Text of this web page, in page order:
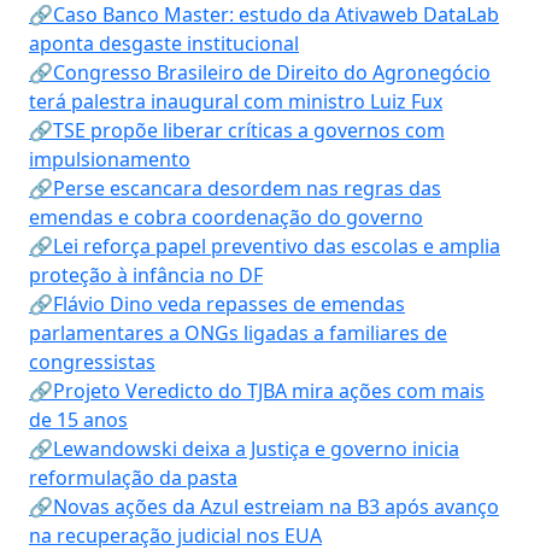
🔗Caso Banco Master: estudo da Ativaweb DataLab
aponta desgaste institucional
🔗Congresso Brasileiro de Direito do Agronegócio
terá palestra inaugural com ministro Luiz Fux
🔗TSE propõe liberar críticas a governos com
impulsionamento
🔗Perse escancara desordem nas regras das
emendas e cobra coordenação do governo
🔗Lei reforça papel preventivo das escolas e amplia
proteção à infância no DF
🔗Flávio Dino veda repasses de emendas
parlamentares a ONGs ligadas a familiares de
congressistas
🔗Projeto Veredicto do TJBA mira ações com mais
de 15 anos
🔗Lewandowski deixa a Justiça e governo inicia
reformulação da pasta
🔗Novas ações da Azul estreiam na B3 após avanço
na recuperação judicial nos EUA